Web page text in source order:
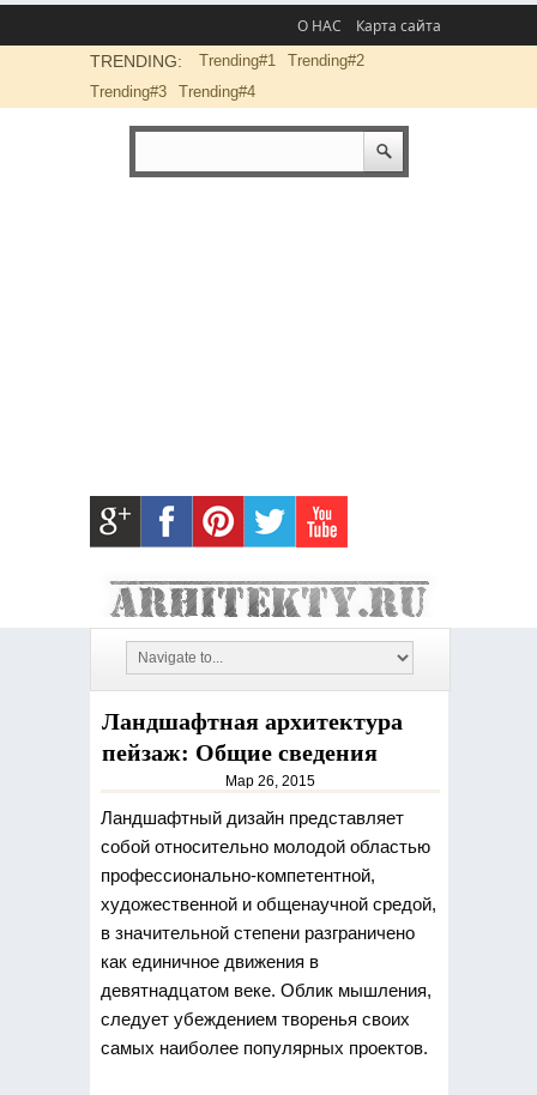
О НАС Карта сайта
TRENDING: Trending#1
Trending#2
Trending#3
Trending#4
Ландшафтная архитектура
пейзаж: Общие сведения
Мар 26, 2015
Ландшафтный дизайн представляет
собой относительно молодой областью
профессионально-компетентной,
художественной и общенаучной средой,
в значительнойстепени разграничено
как единичное движения в
девятнадцатом веке. Облик мышления,
следует убеждением творенья своих
самых наиболее популярных проектов.